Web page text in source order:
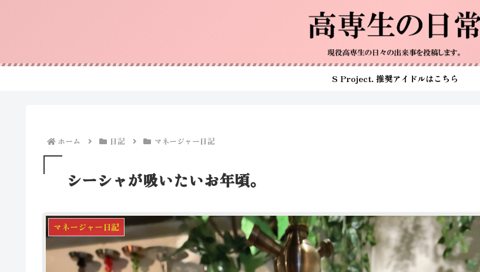
S Project. 推奨アイドルはこちら
ホーム 日記 マネージャー日記
シーシャが吸いたいお年頃。
マネージャー日記